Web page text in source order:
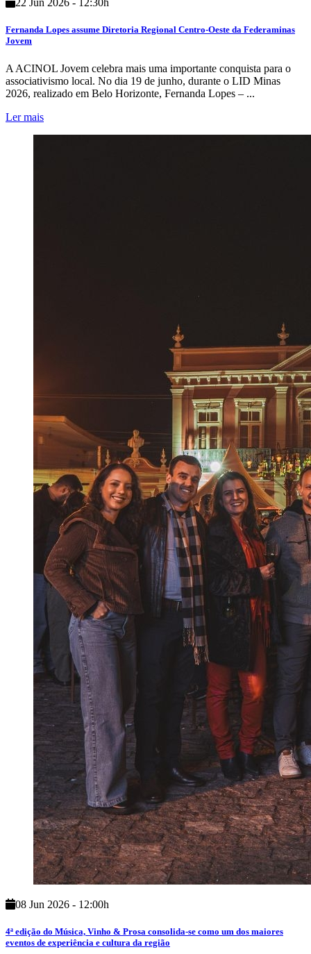
22 Jun 2026 - 12:30h
Fernanda Lopes assume Diretoria Regional Centro-Oeste da Federaminas
Jovem
A ACINOL Jovem celebra mais uma importante conquista para o
associativismo local. No dia 19 de junho, durante o LID Minas
2026, realizado em Belo Horizonte, Fernanda Lopes – ...
Ler mais
08 Jun 2026 - 12:00h
4ª edição do Música, Vinho & Prosa consolida-se como um dos maiores
eventos de experiência e cultura da região